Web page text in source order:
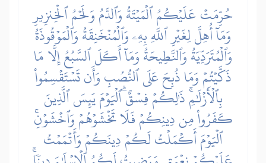
حُرِّمَتۡ عَلَيۡكُمُ ٱلۡمَيۡتَةُ وَٱلدَّمُ وَلَحۡمُ ٱلۡخِنزِيرِ
وَمَآ أُهِلَّ لِغَيۡرِ ٱللَّهِ بِهِۦ وَٱلۡمُنۡخَنِقَةُ وَٱلۡمَوۡقُوذَةُ
وَٱلۡمُتَرَدِّيَةُ وَٱلنَّطِيحَةُ وَمَآ أَكَلَ ٱلسَّبُعُ إِلَّا مَا
ذَكَّيۡتُمۡ وَمَا ذُبِحَ عَلَى ٱلنُّصُبِ وَأَن تَسۡتَقۡسِمُواْ
بِٱلۡأَزۡلَٰمِۚ ذَٰلِكُمۡ فِسۡقٌۗ ٱلۡيَوۡمَ يَئِسَ ٱلَّذِينَ
كَفَرُواْ مِن دِينِكُمۡ فَلَا تَخۡشَوۡهُمۡ وَٱخۡشَوۡنِۚ
ٱلۡيَوۡمَ أَكۡمَلۡتُ لَكُمۡ دِينَكُمۡ وَأَتۡمَمۡتُ